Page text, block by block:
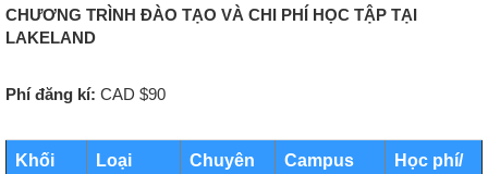
CHƯƠNG TRÌNH ĐÀO TẠO VÀ CHI PHÍ HỌC TẬP TẠI
LAKELAND
Phí đăng kí: CAD $90
Khối
Loại
Chuyên
Campus
Học phí/